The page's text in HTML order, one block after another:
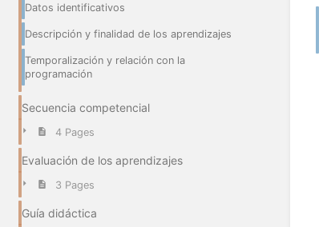
Datos identificativos
Descripción y finalidad de los aprendizajes
Temporalización y relación con la
programación
Secuencia competencial
4 Pages
Evaluación de los aprendizajes
3 Pages
Guía didáctica